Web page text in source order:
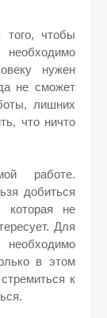
того, чтобы
необходимо
нужен
не сможет
лишних
что ничто
работе.
добиться
которая не
Для
в этом
к